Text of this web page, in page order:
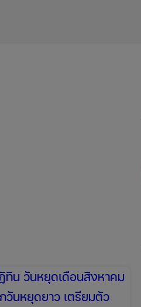
ทิน วันหยุดเดือนสิงหาคม
วันหยุดยาว เตรียมตัว